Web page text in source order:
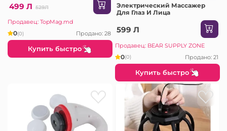
499 Л 529Л
Продавец: TopMag.md
0(0) Продано: 28
Купить быстро
Электрический Массажер
Для Глаз И Лица
599 Л
Продавец: BEAR SUPPLY ZONE
0(0) Продано: 21
Купить быстро